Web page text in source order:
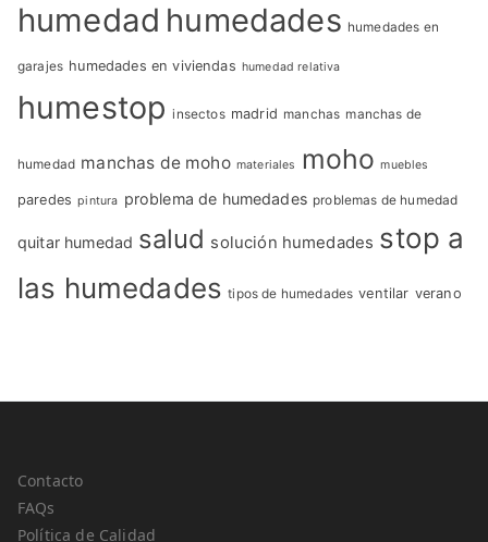
humedad humedades humedades en
garajes humedades en viviendas humedad relativa
humestop insectos madrid manchas manchas de
humedad manchas de moho materiales moho muebles
paredes pintura problema de humedades problemas de humedad
quitar humedad salud solución humedades stop a
las humedades tipos de humedades ventilar verano
Contacto
FAQs
Política de Calidad